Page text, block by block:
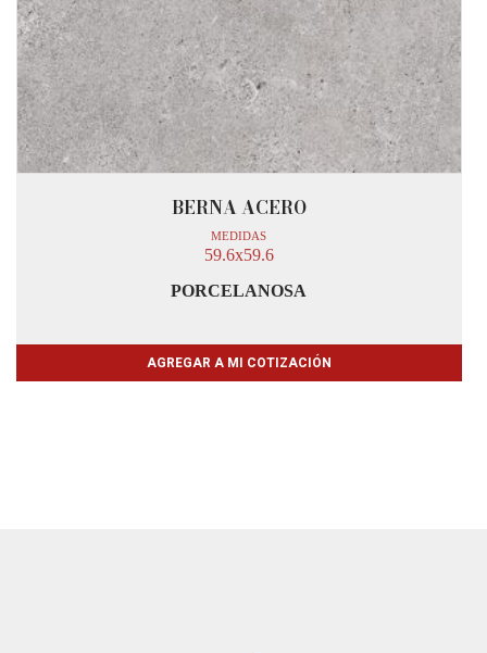
BERNA ACERO
MEDIDAS
59.6x59.6
PORCELANOSA
AGREGAR A MI COTIZACIÓN